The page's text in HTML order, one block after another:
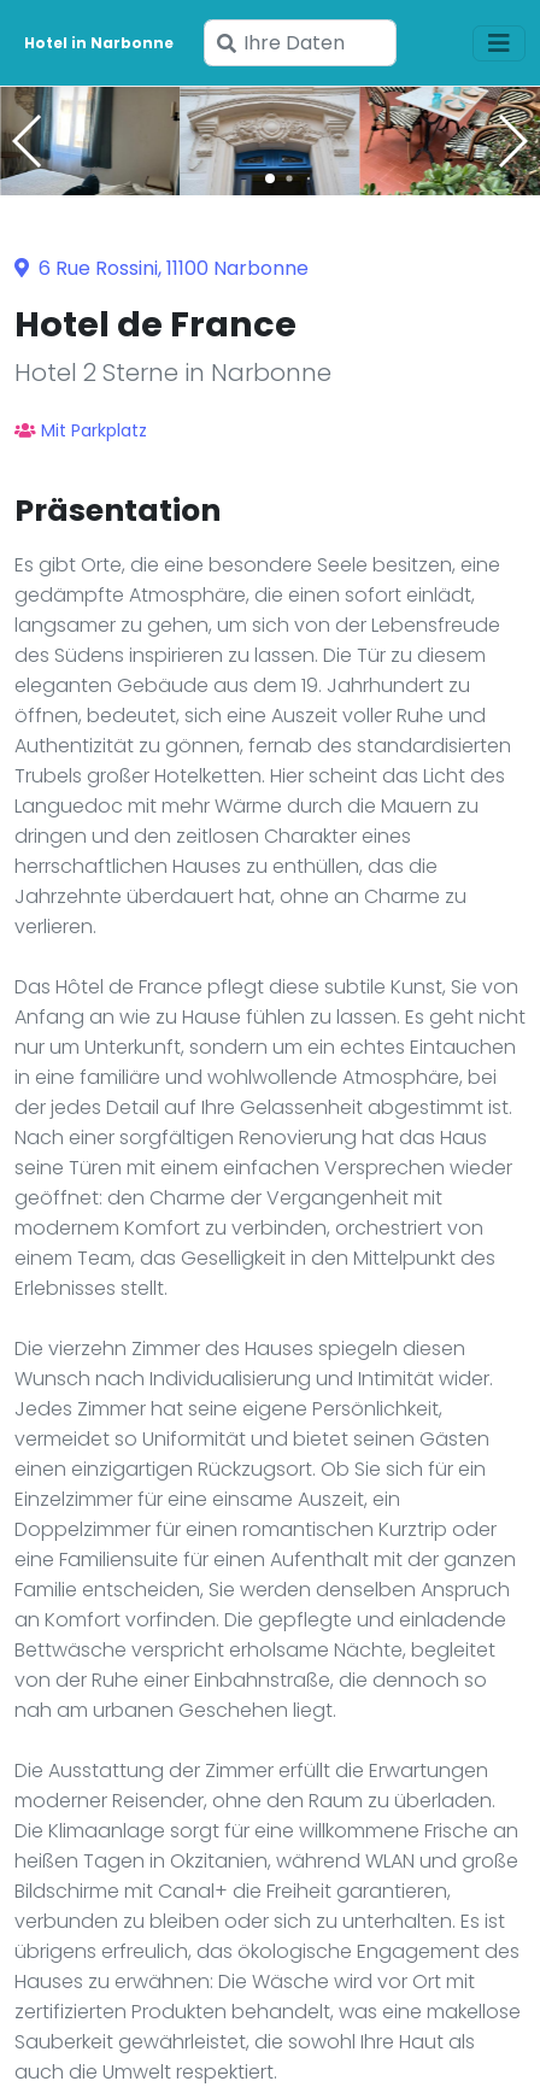
Hotel in Narbonne
Geben
Sie
Ihre
Daten
ein
6 Rue Rossini, 11100 Narbonne
Hotel de France
Hotel 2 Sterne in Narbonne
Mit Parkplatz
Präsentation
Es gibt Orte, die eine besondere Seele besitzen, eine
gedämpfte Atmosphäre, die einen sofort einlädt,
langsamer zu gehen, um sich von der Lebensfreude
des Südens inspirieren zu lassen. Die Tür zu diesem
eleganten Gebäude aus dem 19. Jahrhundert zu
öffnen, bedeutet, sich eine Auszeit voller Ruhe und
Authentizität zu gönnen, fernab des standardisierten
Trubels großer Hotelketten. Hier scheint das Licht des
Languedoc mit mehr Wärme durch die Mauern zu
dringen und den zeitlosen Charakter eines
herrschaftlichen Hauses zu enthüllen, das die
Jahrzehnte überdauert hat, ohne an Charme zu
verlieren.
Das Hôtel de France pflegt diese subtile Kunst, Sie von
Anfang an wie zu Hause fühlen zu lassen. Es geht nicht
nur um Unterkunft, sondern um ein echtes Eintauchen
in eine familiäre und wohlwollende Atmosphäre, bei
der jedes Detail auf Ihre Gelassenheit abgestimmt ist.
Nach einer sorgfältigen Renovierung hat das Haus
seine Türen mit einem einfachen Versprechen wieder
geöffnet: den Charme der Vergangenheit mit
modernem Komfort zu verbinden, orchestriert von
einem Team, das Geselligkeit in den Mittelpunkt des
Erlebnisses stellt.
Die vierzehn Zimmer des Hauses spiegeln diesen
Wunsch nach Individualisierung und Intimität wider.
Jedes Zimmer hat seine eigene Persönlichkeit,
vermeidet so Uniformität und bietet seinen Gästen
einen einzigartigen Rückzugsort. Ob Sie sich für ein
Einzelzimmer für eine einsame Auszeit, ein
Doppelzimmer für einen romantischen Kurztrip oder
eine Familiensuite für einen Aufenthalt mit der ganzen
Familie entscheiden, Sie werden denselben Anspruch
an Komfort vorfinden. Die gepflegte und einladende
Bettwäsche verspricht erholsame Nächte, begleitet
von der Ruhe einer Einbahnstraße, die dennoch so
nah am urbanen Geschehen liegt.
Die Ausstattung der Zimmer erfüllt die Erwartungen
moderner Reisender, ohne den Raum zu überladen.
Die Klimaanlage sorgt für eine willkommene Frische an
heißen Tagen in Okzitanien, während WLAN und große
Bildschirme mit Canal+ die Freiheit garantieren,
verbunden zu bleiben oder sich zu unterhalten. Es ist
übrigens erfreulich, das ökologische Engagement des
Hauses zu erwähnen: Die Wäsche wird vor Ort mit
zertifizierten Produkten behandelt, was eine makellose
Sauberkeit gewährleistet, die sowohl Ihre Haut als
auch die Umwelt respektiert.